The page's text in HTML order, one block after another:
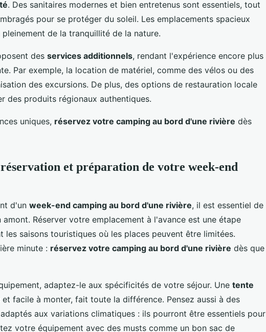
. Des sanitaires modernes et bien entretenus sont essentiels, tout
pour se protéger du soleil. Les emplacements spacieux
de la tranquillité de la nature.
des services additionnels, rendant l'expérience encore plus
Par exemple, la location de matériel, comme des vélos ou des
des excursions. De plus, des options de restauration locale
des produits régionaux authentiques.
uniques, réservez votre camping au bord d'une rivière dès
et préparation de votre week-end
d'un week-end camping au bord d'une rivière, il est essentiel de
amont. Réserver votre emplacement à l'avance est une étape
les saisons touristiques où les places peuvent être limitées.
minute : réservez votre camping au bord d'une rivière dès que
adaptez-le aux spécificités de votre séjour. Une tente
et facile à monter, fait toute la différence. Pensez aussi à des
aux variations climatiques : ils pourront être essentiels pour
votre équipement avec des musts comme un bon sac de